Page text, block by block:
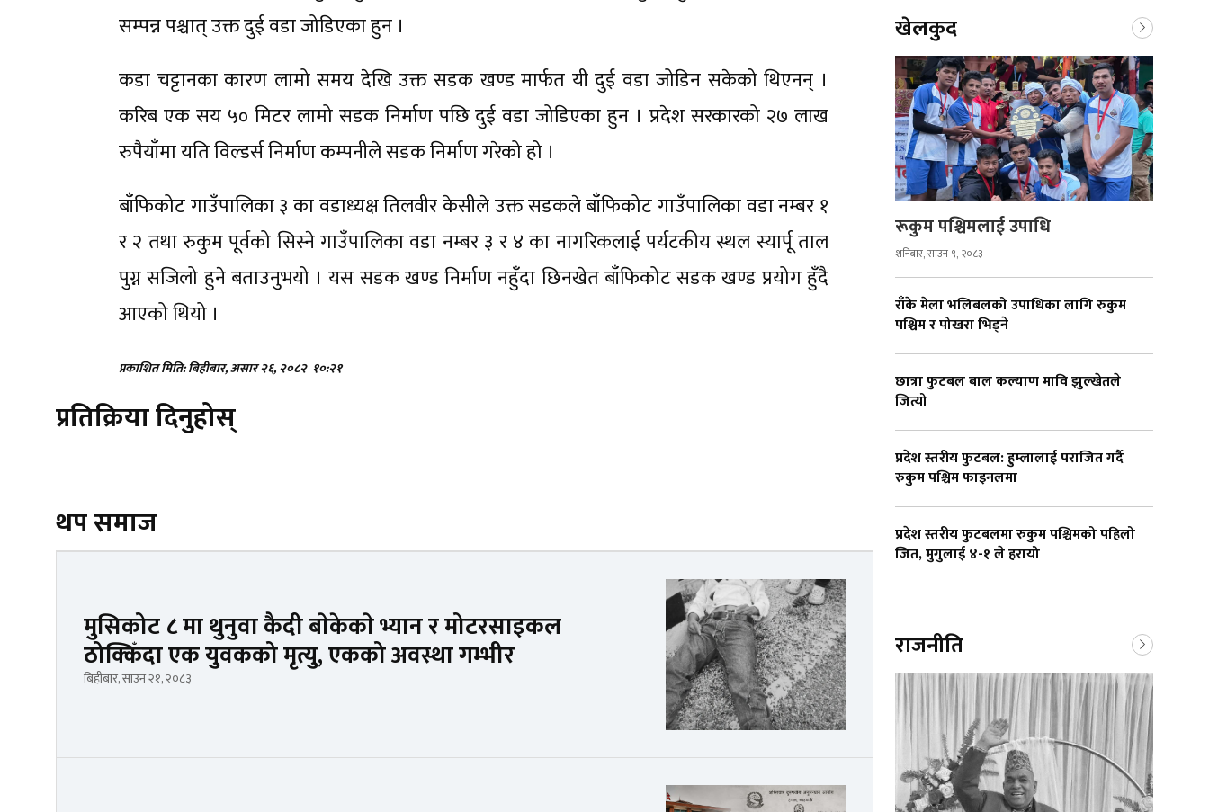
सम्पन्न पश्चात् उक्त दुई वडा जोडिएका हुन ।
कडा चट्टानका कारण लामो समय देखि उक्त सडक खण्ड मार्फत यी दुई वडा जोडिन सकेको थिएनन् ।
करिब एक सय ५० मिटर लामो सडक निर्माण पछि दुई वडा जोडिएका हुन । प्रदेश सरकारको २७ लाख
रुपैयाँमा यति विल्डर्स निर्माण कम्पनीले सडक निर्माण गरेको हो ।
बाँफिकोट गाउँपालिका ३ का वडाध्यक्ष तिलवीर केसीले उक्त सडकले बाँफिकोट गाउँपालिका वडा नम्बर १
र २ तथा रुकुम पूर्वको सिस्ने गाउँपालिका वडा नम्बर ३ र ४ का नागरिकलाई पर्यटकीय स्थल स्यार्पू ताल
पुग्न सजिलो हुने बताउनुभयो । यस सडक खण्ड निर्माण नहुँदा छिनखेत बाँफिकोट सडक खण्ड प्रयोग हुँदै
आएको थियो ।
प्रकाशित मिति: बिहीबार, असार २६, २०८२ १०:२१
प्रतिक्रिया दिनुहोस्
थप समाज
मुसिकोट ८ मा थुनुवा कैदी बाेकेकाे भ्यान र मोटरसाइकल
ठोक्किँदा एक युवकको मृत्यु, एकको अवस्था गम्भीर
बिहीबार, साउन २१, २०८३
खेलकुद
रूकुम पश्चिमलाई उपाधि
शनिबार, साउन ९, २०८३
राँके मेला भलिबलको उपाधिका लागि रुकुम
पश्चिम र पोखरा भिड्ने
छात्रा फुटबल बाल कल्याण मावि झुल्खेतले
जित्यो
प्रदेश स्तरीय फुटबल: हुम्लालाई पराजित गर्दै
रुकुम पश्चिम फाइनलमा
प्रदेश स्तरीय फुटबलमा रुकुम पश्चिमको पहिलो
जित, मुगुलाई ४-१ ले हरायो
राजनीति